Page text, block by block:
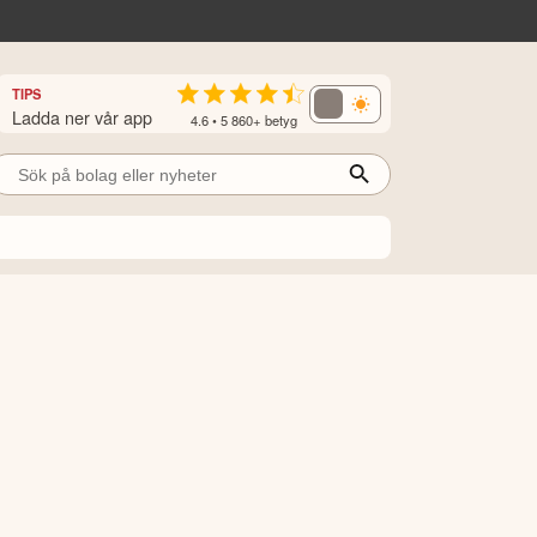
TIPS
Ladda ner vår app 4.6 • 5 860+ betyg